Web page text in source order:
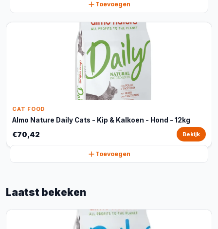
Toevoegen
CAT FOOD
Almo Nature Daily Cats - Kip & Kalkoen - Hond - 12kg
€70,42 Bekijk
Toevoegen
Laatst bekeken